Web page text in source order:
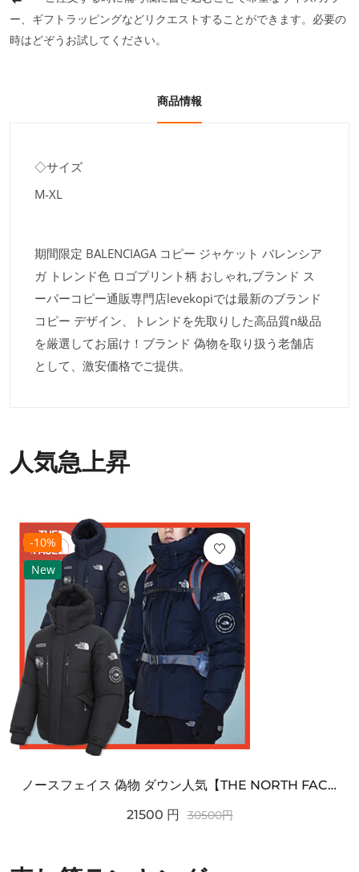
ー、ギフトラッピングなどリクエストすることができます。必要の
時はどぞうお試してください。
商品情報
◇サイズ
M-XL
期間限定 BALENCIAGA コピー ジャケット バレンシア
ガ トレンド色 ロゴプリント柄 おしゃれ,ブランド ス
ーパーコピー通販専門店levekopiでは最新のブランド
コピー デザイン、トレンドを先取りした高品質n級品
を厳選してお届け！ブランド 偽物を取り扱う老舗店
として、激安価格でご提供。
人気急上昇
-10%
New
ノースフェイス 偽物 ダウン人気【THE NORTH FACE】M'S 7 SUMMIT HIM...
21500 円 30500円